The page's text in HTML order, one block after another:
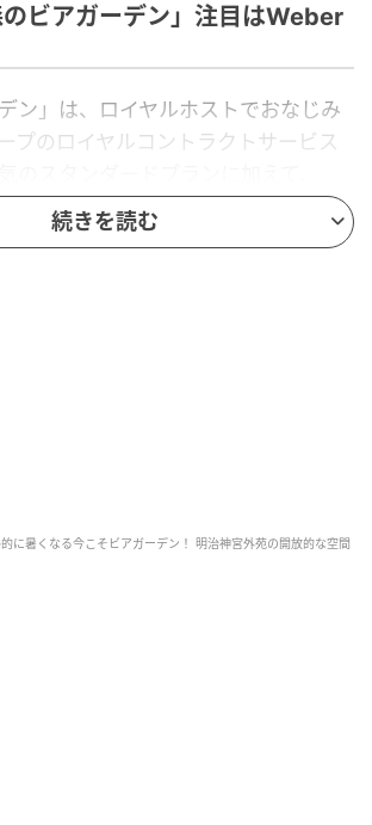
ビアガーデン」注目はWeber
ン」は、ロイヤルホストでおなじみ
プのロイヤルコントラクトサービス
BBQ 飲み放題付きプラン」が仲間
続きを読む
に暑くなる今こそビアガーデン！ 明治神宮外苑の開放的な空間